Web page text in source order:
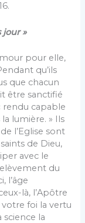
jour »
pour elle,
qu’ils
que chacun
être sanctifié
rendu capable
lumière. » Ils
l’Eglise sont
de Dieu,
avec le
du
l’âge
là, l’Apôtre
foi la vertu
science la